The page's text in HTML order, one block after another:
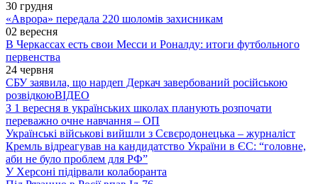
30 грудня
«Аврора» передала 220 шоломів захисникам
02 вересня
В Черкассах есть свои Месси и Роналду: итоги футбольного
первенства
24 червня
СБУ заявила, що нардеп Деркач завербований російською
розвідкоюВІДЕО
З 1 вересня в українських школах планують розпочати
переважно очне навчання – ОП
Українські військові вийшли з Сєвєродонецька – журналіст
Кремль відреагував на кандидатство України в ЄС: “головне,
аби не було проблем для РФ”
У Херсоні підірвали колаборанта